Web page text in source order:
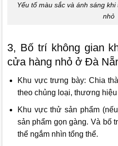
Yếu tố màu sắc và ánh sáng
nhỏ
3, Bố trí không gian
cửa hàng nhỏ ở Đà
Khu vực trưng bày: Chia
theo chủng loại, thương
Khu vực thử sản phẩm
sản phẩm gọn gàng. Và bố
thể ngắm nhìn tổng thể.